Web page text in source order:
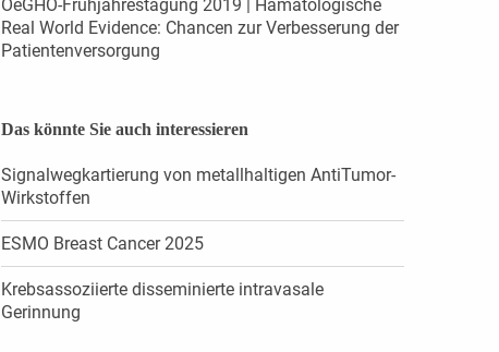
OeGHO-Frühjahrestagung 2019 | Hämatologische
Real World Evidence: Chancen zur Verbesserung der
Patientenversorgung
Das könnte Sie auch interessieren
Signalwegkartierung von metallhaltigen AntiTumor-
Wirkstoffen
ESMO Breast Cancer 2025
Krebsassoziierte disseminierte intravasale
Gerinnung